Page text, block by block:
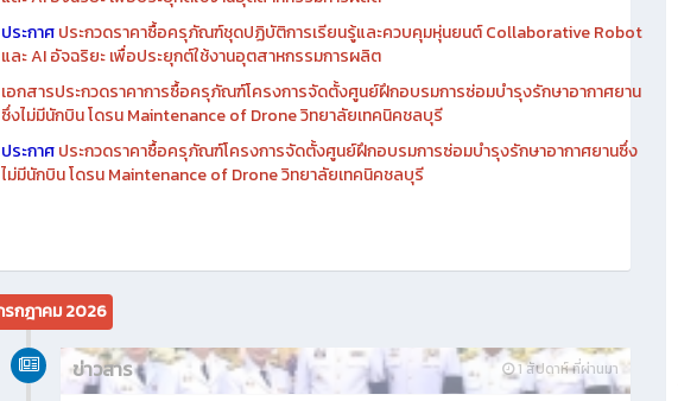
ประกาศประกวดราคาซื้อครุภัณฑ์เครื่องแมชชีนนิ่งเซ็กเตอร์ พร้อมอุปกรณ์ ด้วยวิธีประกวดราคา
อิเล็กทรอนิกส์ (e-bidding)
เอกสารประกวดราคาซื้อครุภัณฑ์ชุดปฏิบัติการเรียนรู้และควบคุมหุ่นยนต์ Collaborative Robot
และ AI อัจฉริยะ เพื่อประยุกต์ใช้งานอุตสาหกรรมการผลิต
ประกาศประกวดราคาซื้อครุภัณฑ์ชุดปฏิบัติการเรียนรู้และควบคุมหุ่นยนต์ Collaborative Robot
และ AI อัจฉริยะ เพื่อประยุกต์ใช้งานอุตสาหกรรมการผลิต
เอกสารประกวดราคาการซื้อครุภัณฑ์โครงการจัดตั้งศูนย์ฝึกอบรมการซ่อมบำรุงรักษาอากาศยาน
ไม่มีนักบิน โดรน Maintenance of Drone วิทยาลัยเทคนิคชลบุรี